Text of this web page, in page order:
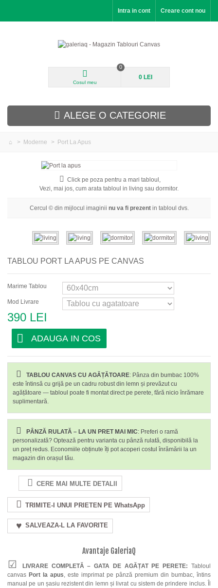
Intra in cont Creare cont nou
Cosul meu
0
0 LEI
ALEGE O CATEGORIE
Portrete
Abstracte
> Moderne > Port La Apus
Click pe poza pentru a mari tabloul,
Vezi, mai jos, cum arata tabloul in living sau dormitor.
Cercul © din mijlocul imaginii nu va fi prezentin tabloul dvs.
TABLOU PORT LA APUS PE CANVAS
Marime Tablou
Mod Livrare
390 LEI
ADAUGA IN COS
TABLOU CANVAS CU AGĂȚĂTOARE: Pânza din bumbac 100%
este întinsă cu grijă pe un cadru robust din lemn și prevăzut cu
agățătoare — tabloul poate fi montat direct pe perete, fără nicio înrămare
suplimentară.
PÂNZĂ RULATĂ – LA UN PRET MAI MIC: Preferi o ramă
personalizată? Optează pentru varianta cu pânză rulată, disponibilă la
un preț redus. Economiile obținute îți pot acoperi costul înrămării la un
magazin din orașul tău.
CERE MAI MULTE DETALII
TRIMITE-I UNUI PRIETEN PE WhatsApp
SALVEAZA-L LA FAVORITE
Avantaje GaleriaQ
LIVRARE COMPLETĂ – GATA DE AGĂȚAT PE PERETE:Tabloul
canvas Port la apus, este imprimat pe pânză premium din bumbac, întins
manual pe un șasiu rezistent din lemn și livrat cu sistem de prindere inclus. Îl